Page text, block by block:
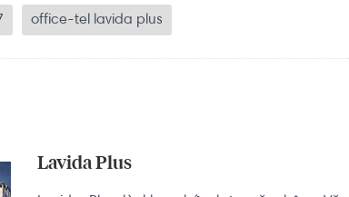
office-tel lavida plus
Lavida Plus